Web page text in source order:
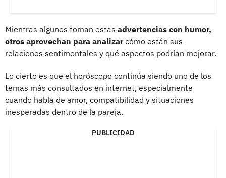
Mientras algunos toman estas advertencias con humor,
otros aprovechan para analizarcómo están sus
relaciones sentimentales y qué aspectos podrían mejorar.
Lo cierto es que el horóscopo continúa siendo uno de los
temas más consultados en internet, especialmente
cuando habla de amor, compatibilidad y situaciones
inesperadas dentro de la pareja.
PUBLICIDAD